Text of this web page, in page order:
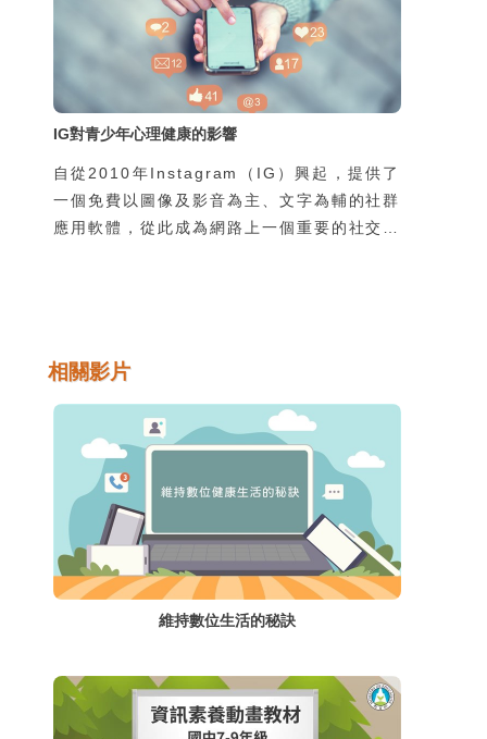
IG對青少年心理健康的影響
自從2010年Instagram（IG）興起，提供了
一個免費以圖像及影音為主、文字為輔的社群
應用軟體，從此成為網路上一個重要的社交平
始說明，其次探討IG的使用對青少年可能的
出因應之道。
相關影片
維持數位生活的秘訣